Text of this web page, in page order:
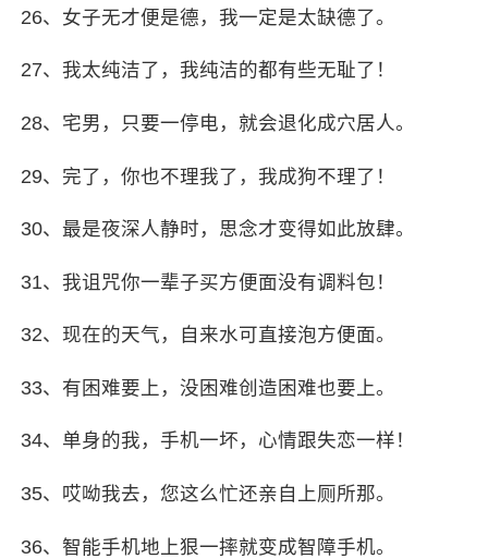
26、女子无才便是德，我一定是太缺德了。
27、我太纯洁了，我纯洁的都有些无耻了！
28、宅男，只要一停电，就会退化成穴居人。
29、完了，你也不理我了，我成狗不理了！
30、最是夜深人静时，思念才变得如此放肆。
31、我诅咒你一辈子买方便面没有调料包！
32、现在的天气，自来水可直接泡方便面。
33、有困难要上，没困难创造困难也要上。
34、单身的我，手机一坏，心情跟失恋一样！
35、哎呦我去，您这么忙还亲自上厕所那。
36、智能手机地上狠一摔就变成智障手机。